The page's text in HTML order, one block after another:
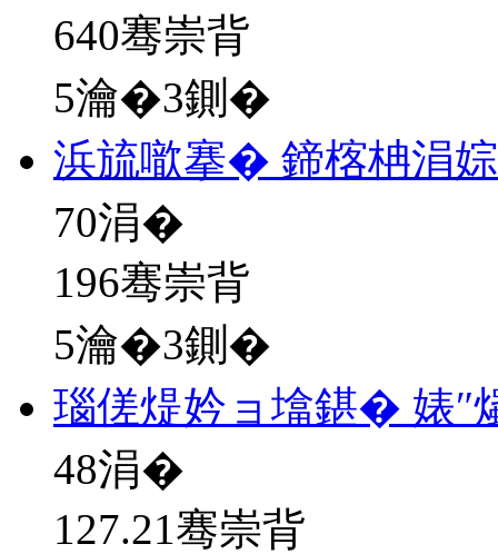
640骞崇背
5瀹�3鍘�
浜旈噷搴� 鍗楁柟涓
70涓�
196骞崇背
5瀹�3鍘�
瑙傞煶妗ョ墖鍖� 婊″
48涓�
127.21骞崇背